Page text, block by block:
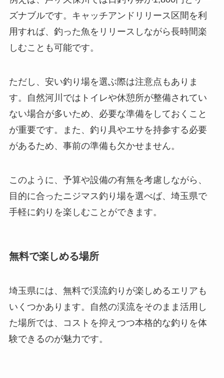
ズナブルです。キャッチアンドリリース区間を利
用すれば、釣った魚をリリースしながら長時間楽
しむことも可能です。
ただし、安い釣り場を選ぶ際は注意点もありま
す。自然河川ではトイレや休憩所が整備されてい
ない場合が多いため、必要な準備をしておくこと
が重要です。また、釣り具やエサを持参する必要
があるため、事前の準備も欠かせません。
このように、予算や設備の有無を考慮しながら、
目的に合ったニジマス釣り場を選べば、埼玉県で
手軽に釣りを楽しむことができます。
無料で楽しめる場所
埼玉県には、無料で渓流釣りが楽しめるエリアも
いくつかあります。自然の渓流をそのまま活用し
た場所では、コストを抑えつつ本格的な釣りを体
験できるのが魅力です。